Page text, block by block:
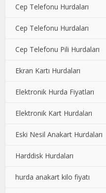
Cep Telefonu Hurdaları
Cep Telefonu Hurdaları
Cep Telefonu Pili Hurdaları
Ekran Kartı Hurdaları
Elektronik Hurda Fiyatları
Elektronik Kart Hurdaları
Eski Nesil Anakart Hurdaları
Harddisk Hurdaları
hurda anakart kilo fiyatı